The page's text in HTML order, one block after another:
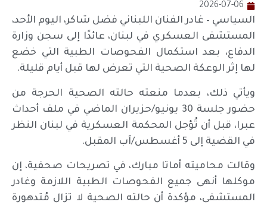
2026-07-06
السياسي – غادر الفنان اللبناني فضل شاكر، اليوم الأحد،
المستشفى العسكري في لبنان، عائدًا إلى سجن وزارة
الدفاع، بعد استكمال الفحوصات الطبية التي خضع
لها إثر الوعكة الصحية التي تعرض لها قبل أيام قليلة.
ويأتي ذلك، بعدما منعته حالته الصحية الحرجة من
حضور جلسة 30 يونيو/حزيران الماضي في ملف أحداث
عبرا، قبل أن تُؤجل المحكمة العسكرية في لبنان النظر
في القضية إلى 5 أغسطس/آب المقبل.
وقالت محاميته أماتا مبارك، في تصريحات صحفية، إن
موكلها أنهى جميع الفحوصات الطبية اللازمة وغادر
المستشفى، مؤكدة أن حالته الصحية لا تزال مُتدهورة